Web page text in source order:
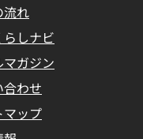
流れ
しナビ
マガジン
合わせ
マップ